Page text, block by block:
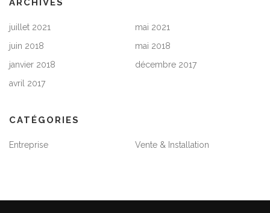
ARCHIVES
juillet 2021
mai 2021
juin 2018
mai 2018
janvier 2018
décembre 2017
avril 2017
CATÉGORIES
Entreprise Vente & Installation